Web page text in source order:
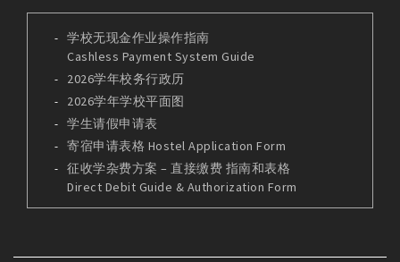
学校无现金作业操作指南
Cashless Payment System Guide
2026学年校务行政历
2026学年学校平面图
学生请假申请表
寄宿申请表格 Hostel Application Form
征收学杂费方案 – 直接缴费 指南和表格
Direct Debit Guide & Authorization Form